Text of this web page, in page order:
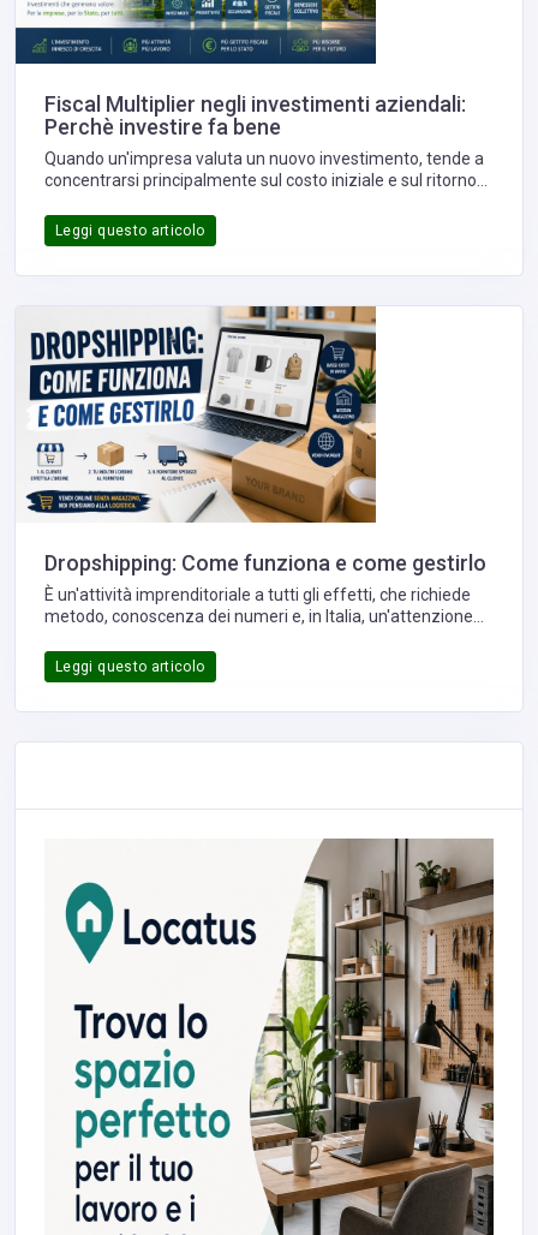
Fiscal Multiplier negli investimenti aziendali:
Perchè investire fa bene
Quando un'impresa valuta un nuovo investimento, tende a
concentrarsi principalmente sul costo iniziale e sul ritorno
spesso sottovalutato, che può modificare in maniera
significativa la convenienza di un progetto: il cosiddetto
Leggi questo articolo
Dropshipping: Come funziona e come gestirlo
È un'attività imprenditoriale a tutti gli effetti, che richiede
metodo, conoscenza dei numeri e, in Italia, un'attenzione
Vale quindi la pena capire davvero come funziona e,
soprattutto, come si gestisce.
Leggi questo articolo